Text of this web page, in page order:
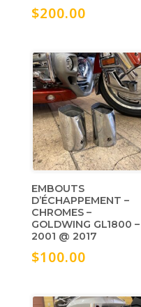
$200.00
EMBOUTS
D’ÉCHAPPEMENT –
CHROMES –
GOLDWING GL1800 –
2001 @ 2017
$100.00